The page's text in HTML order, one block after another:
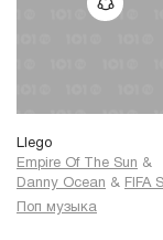
Llego
Empire Of The Sun &
Danny Ocean & FIFA
Поп музыка